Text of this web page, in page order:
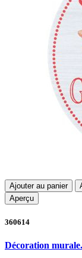
Ajouter au panier
Aperçu
360614
Décoration